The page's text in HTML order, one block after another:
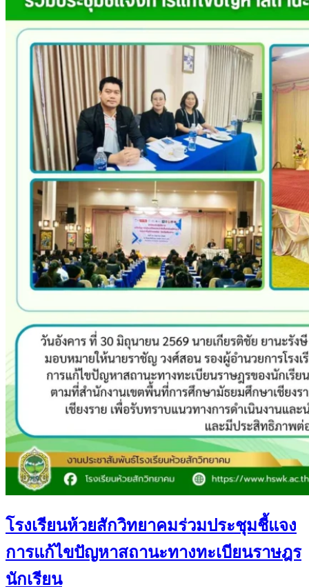
โรงเรียนห้วยสักวิทยาคมร่วมประชุมชี้แจง
การแก้ไขปัญหาสถานะทางทะเบียนราษฎร
นักเรียน